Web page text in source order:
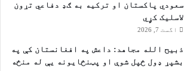
سعودي پاکستان او ترکیه به ګډ دفاعي تړون
لاسلیک کړٍي
اگست 7, 2026
ذبیح الله مجاهد: داعش په افغانستان کې په
بشپړ ډول ځپل شوې او پټنځایونه یې له منځه